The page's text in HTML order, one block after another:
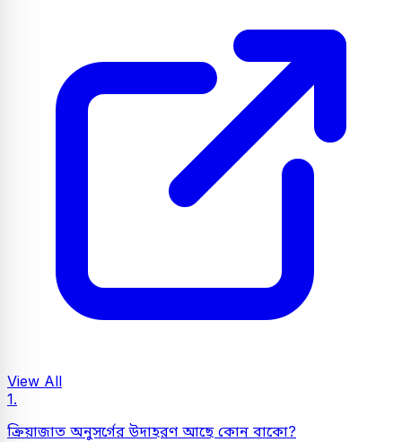
View All
1.
ক্রিয়াজাত অনুসর্গের উদাহরণ আছে কোন বাকো?